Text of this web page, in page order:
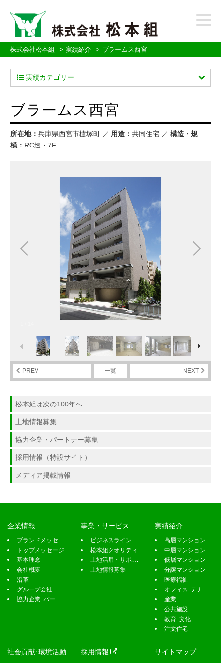
t
o
l
e
n
a
a
株式会社松本組 実績紹介 ブラームス西宮
実績カテゴリー
ブラームス西宮
所在地： 兵庫県西宮市櫨塚町 ／ 用途： 共同住宅 ／ 構造・規
模： RC造・7F
PREV 一覧 NEXT
企業情報
ブランドメッセージ
トップメッセージ
基本理念
会社概要
沿革
グループ会社
協力企業･パートナー募集
事業・サービス
ビジネスライン
松本組クオリティ
土地活用・サポート
土地情報募集
実績紹介
高層マンション
中層マンション
低層マンション
分譲マンション
医療福祉
オフィス･テナント
産業
公共施設
教育･文化
注文住宅
社会貢献･環境活動 採用情報 サイトマップ